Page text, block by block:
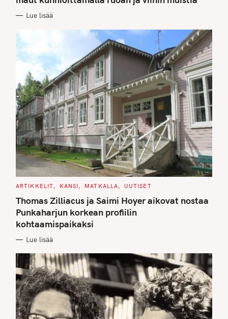
O
I
Lue lisää
C
T
E
G
O
R
I
S
ARTIKKELIT KANSI MATKALLA UUTISET
Thomas Zilliacus ja Saimi Hoyer aikovat nostaa
Punkaharjun korkean profiilin
kohtaamispaikaksi
Lue lisää